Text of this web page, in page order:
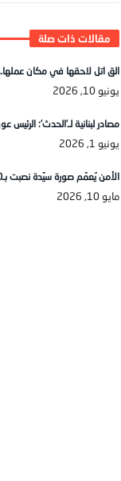
الق اتل لاحقها في مكان
يونيو 10, 2026
مصادر لبنانية لـ’الحدث’:
يونيو 1, 2026
الأمن يُعمّم صورة سيّدة نصبت بـ60 ألف دولار… هل تعرفون مكانها؟
مايو 10, 2026